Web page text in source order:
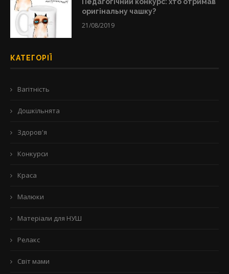
Педагогічний конкурс: хто отримав
оригінальну чашку?
21/08/2019
КАТЕГОРІЇ
Вагітність
Дошкільнята
Здоров'я
Конкурси
Краса
Малюки
Матеріали для НУШ
Релакс
Світ мами